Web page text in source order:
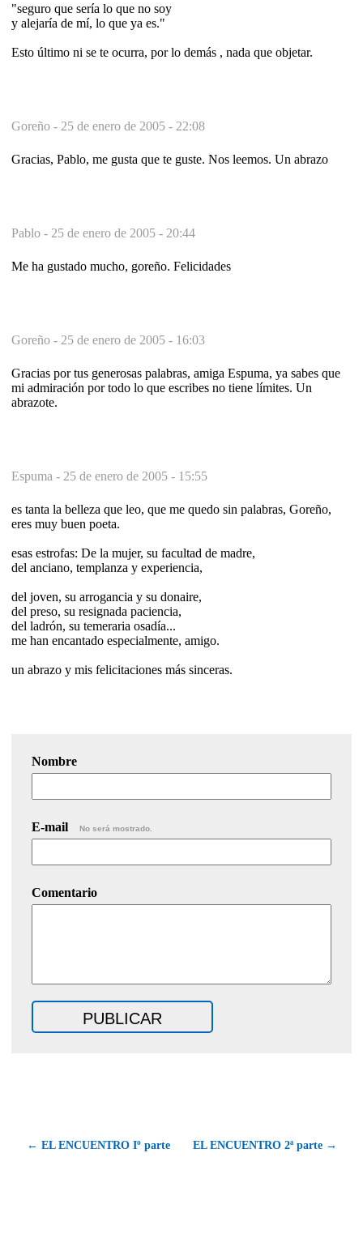
"seguro que sería lo que no soy
y alejaría de mí, lo que ya es."
Esto último ni se te ocurra, por lo demás , nada que objetar.
Goreño - 25 de enero de 2005 - 22:08
Gracias, Pablo, me gusta que te guste. Nos leemos. Un abrazo
Pablo - 25 de enero de 2005 - 20:44
Me ha gustado mucho, goreño. Felicidades
Goreño - 25 de enero de 2005 - 16:03
Gracias por tus generosas palabras, amiga Espuma, ya sabes que
mi admiración por todo lo que escribes no tiene límites. Un
abrazote.
Espuma - 25 de enero de 2005 - 15:55
es tanta la belleza que leo, que me quedo sin palabras, Goreño,
eres muy buen poeta.
esas estrofas: De la mujer, su facultad de madre,
del anciano, templanza y experiencia,
del joven, su arrogancia y su donaire,
del preso, su resignada paciencia,
del ladrón, su temeraria osadía...
me han encantado especialmente, amigo.
un abrazo y mis felicitaciones más sinceras.
Nombre
E-mail No será mostrado.
Comentario
← EL ENCUENTRO Iº parte EL ENCUENTRO 2ª parte →